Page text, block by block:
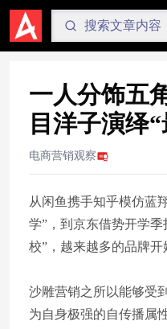
一人分饰五
目洋子演绎
电商营销观察
从闲鱼携手知乎模仿蓝
学”，到京东借势开学
校”，越来越多的品牌开
沙雕营销之所以能够受
为自身极强的自传播属